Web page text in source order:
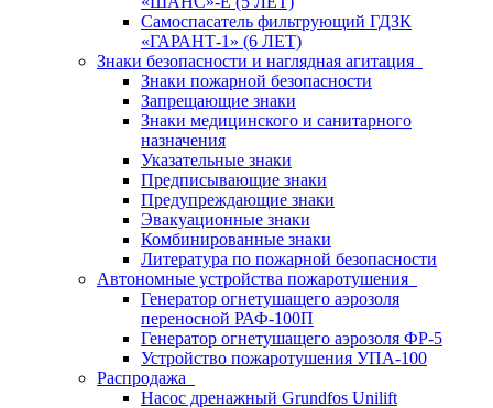
Самоспасатель фильтрующий ГДЗК
«ГАРАНТ-1» (6 ЛЕТ)
Знаки безопасности и наглядная агитация
Знаки пожарной безопасности
Запрещающие знаки
Знаки медицинского и санитарного
назначения
Указательные знаки
Предписывающие знаки
Предупреждающие знаки
Эвакуационные знаки
Комбинированные знаки
Литература по пожарной безопасности
Автономные устройства пожаротушения
Генератор огнетушащего аэрозоля
переносной РАФ-100П
Генератор огнетушащего аэрозоля ФР-5
Устройство пожаротушения УПА-100
Распродажа
Насос дренажный Grundfos Unilift